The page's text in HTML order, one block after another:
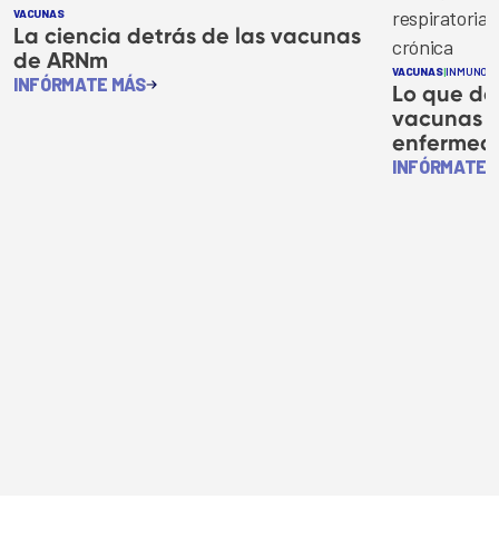
VACUNAS
La ciencia detrás de las vacunas
de ARNm
INFÓRMATE MÁS
VACUNAS|
Lo que
vacunas
INFÓRMATE